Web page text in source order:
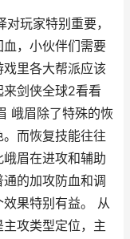
玩家特别重要，
，小伙伴们需要
里各大帮派应该
剑侠全球2看看
峨眉除了特殊的恢
而恢复技能往往
眉在进攻和辅助
的加攻防血和调
果特别有益。 从
攻类型定位，主